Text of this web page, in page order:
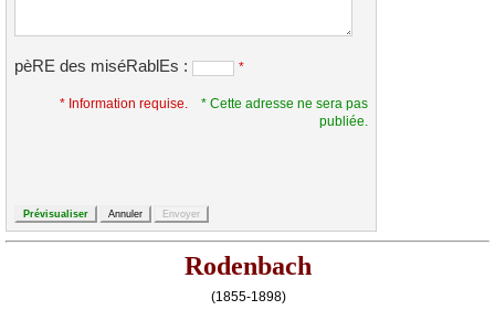
pèRE des miséRablEs : *
* Information requise.
* Cette adresse ne sera pas
publiée.
Rodenbach
(1855-1898)